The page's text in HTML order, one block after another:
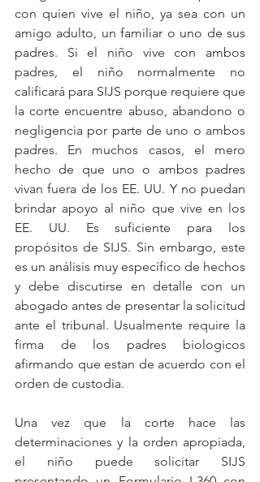
con quien vive el niño, ya sea con un
amigo adulto, un familiar o uno de sus
padres. Si el niño vive con ambos
padres, el niño normalmente no
calificará para SIJS porque requiere que
la corte encuentre abuso, abandono o
negligencia por parte de uno o ambos
padres. En muchos casos, el mero
hecho de que uno o ambos padres
vivan fuera de los EE. UU. Y no puedan
brindar apoyo al niño que vive en los
EE. UU. Es suficiente para los
propósitos de SIJS. Sin embargo, este
es un análisis muy específico de hechos
y debe discutirse en detalle con un
abogado antes de presentar la solicitud
ante el tribunal. Usualmente require la
firma de los padres biologicos
afirmando que estan de acuerdo con el
orden de custodia.
Una vez que la corte hace las
determinaciones y la orden apropiada,
el niño puede solicitar SIJS